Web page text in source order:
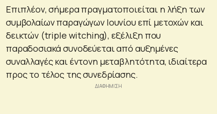
Επιπλέον, σήμερα πραγματοποιείται η λήξη των
συμβολαίων παραγώγων Ιουνίου επί μετοχών και
δεικτών (triple witching), εξέλιξη που
παραδοσιακά συνοδεύεται από αυξημένες
συναλλαγές και έντονη μεταβλητότητα, ιδιαίτερα
προς το τέλος της συνεδρίασης.